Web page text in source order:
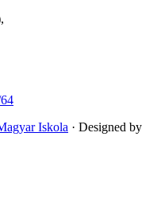
Iskola · Designed by